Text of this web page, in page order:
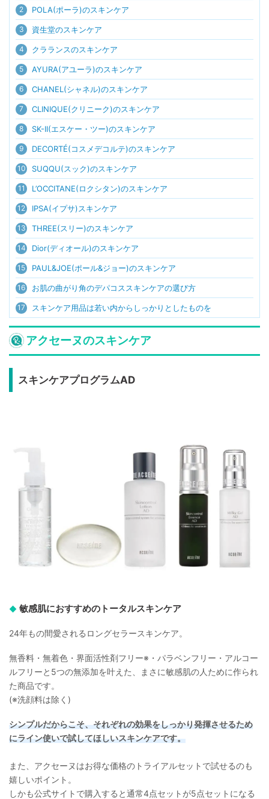
2 POLA(ポーラ)のスキンケア
3 資生堂のスキンケア
4 クラランスのスキンケア
5 AYURA(アユーラ)のスキンケア
6 CHANEL(シャネル)のスキンケア
7 CLINIQUE(クリニーク)のスキンケア
8 SK-II(エスケー・ツー)のスキンケア
9 DECORTÉ(コスメデコルテ)のスキンケア
10 SUQQU(スック)のスキンケア
11 L’OCCITANE(ロクシタン)のスキンケア
12 IPSA(イプサ)スキンケア
13 THREE(スリー)のスキンケア
14 Dior(ディオール)のスキンケア
15 PAUL&JOE(ポール&ジョー)のスキンケア
16 お肌の曲がり角のデパコススキンケアの選び方
17 スキンケア用品は若い内からしっかりとしたものを
アクセーヌのスキンケア
スキンケアプログラムAD
敏感肌におすすめのトータルスキンケア
24年もの間愛されるロングセラースキンケア。
無香料・無着色・界面活性剤フリー※・パラベンフリー・アルコー
ルフリーと5つの無添加を叶えた、まさに敏感肌の人ために作られ
た商品です。
(※洗顔料は除く)
シンプルだからこそ、それぞれの効果をしっかり発揮させるため
にライン使いで試してほしいスキンケアです。
また、アクセーヌはお得な価格のトライアルセットで試せるのも
嬉しいポイント。
しかも公式サイトで購入すると通常4点セットが5点セットになる